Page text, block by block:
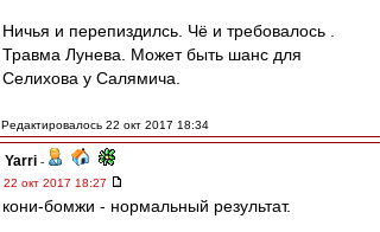
Ничья и перепиздилсь. Чё и требовалось .
Травма Лунева. Может быть шанс для
Селихова у Салямича.
Редактировалось 22 окт 2017 18:34
Yarri -
22 окт 2017 18:27
кони-бомжи - нормальный результат.